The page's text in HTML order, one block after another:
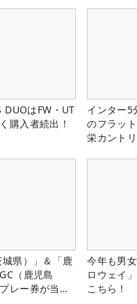
DUOはFW・UT
購入者続出！
インター5
のフラッ
栄カント
城県）」＆「鹿
（鹿児島
レー券が当た
今年も男
ロウェイ
こちら！